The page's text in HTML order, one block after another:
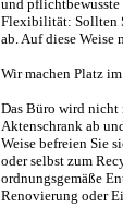
und
Flexibilität: Sollten
ab. Auf diese Weise
Wir machen Platz
Das Büro wird nicht
Aktenschrank ab
Weise befreien Sie
oder selbst zum
ordnungsgemäße
Renovierung oder